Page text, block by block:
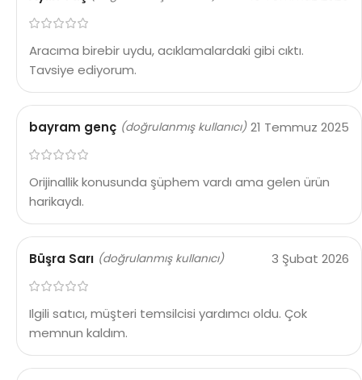
Aracıma birebir uydu, acıklamalardaki gibi cıktı.
Tavsiye ediyorum.
bayram genç (doğrulanmış kullanıcı) 21 Temmuz 2025
Orijinallik konusunda şüphem vardı ama gelen ürün
harikaydı.
Büşra Sarı (doğrulanmış kullanıcı) 3 Şubat 2026
Ilgili satıcı, müşteri temsilcisi yardımcı oldu. Çok
memnun kaldım.